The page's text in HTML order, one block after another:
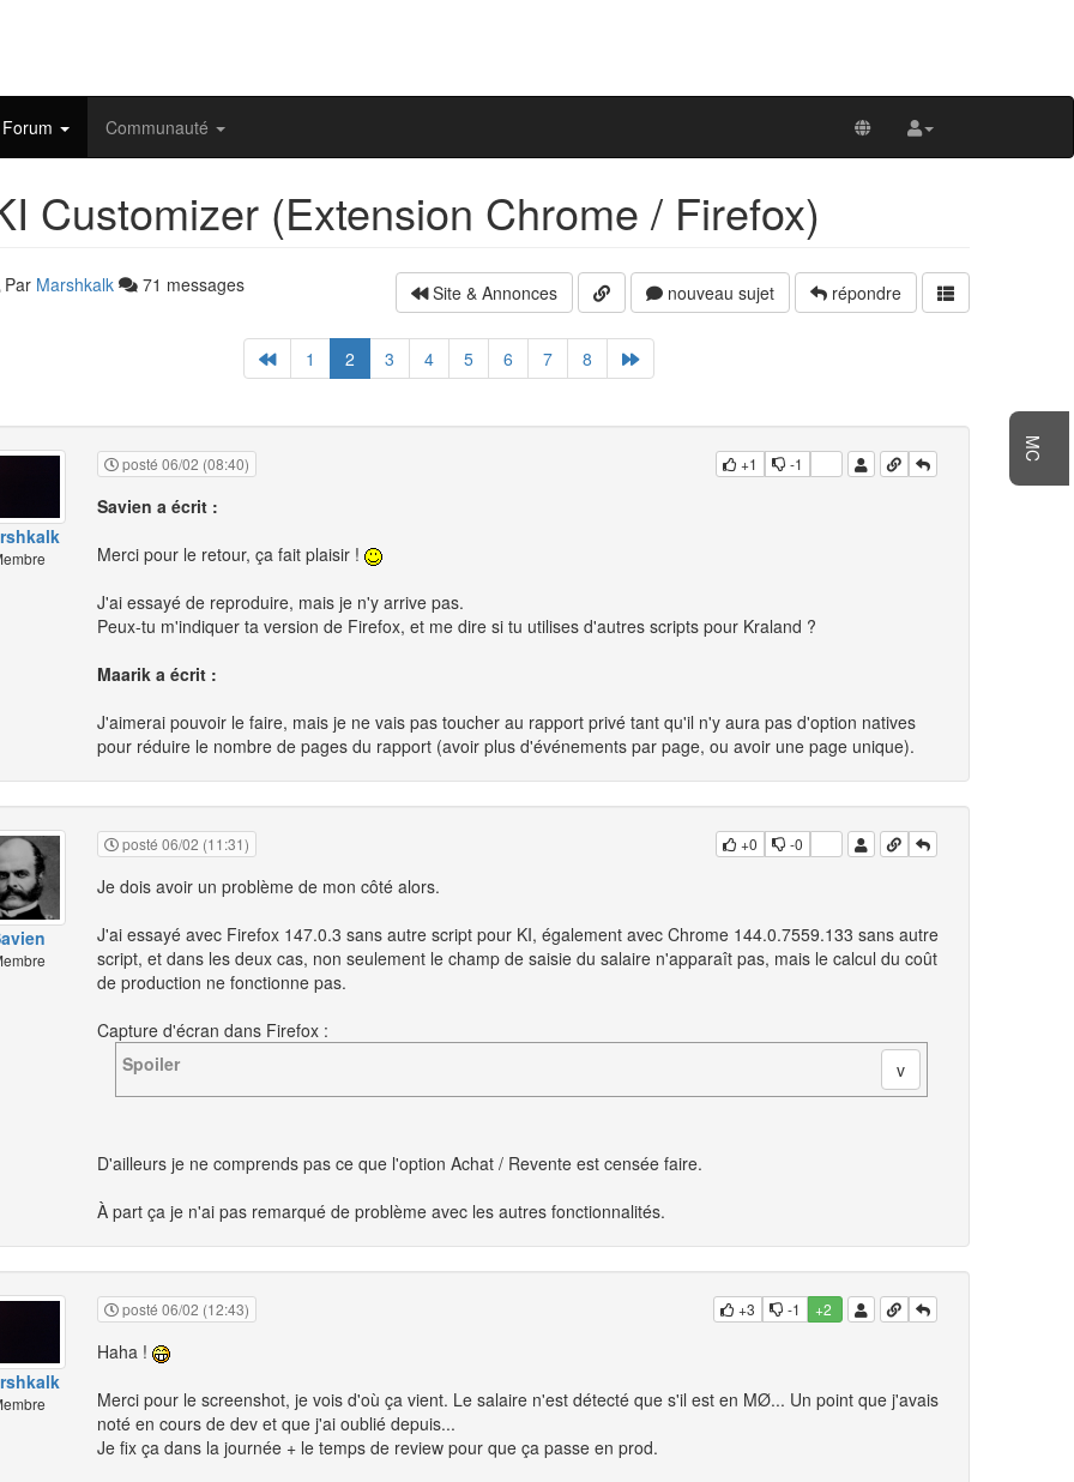
Forum Communauté
Customizer (Extension Chrome / Firefox)
Par Marshkalk 71 messages Site & Annonces nouveau sujet répondre
1 2 3 4 5 6 7 8
posté 06/02 (08:40) +1 -1
Savien a écrit :
Merci pour le retour, ça fait plaisir !
J'ai essayé de reproduire, mais je n'y arrive pas.
Peux-tu m'indiquer ta version de Firefox, et me dire si tu utilises d'autres scripts pour Kraland ?
Maarik a écrit :
J'aimerai pouvoir le faire, mais je ne vais pas toucher au rapport privé tant qu'il n'y aura pas d'option natives
pour réduire le nombre de pages du rapport (avoir plus d'événements par page, ou avoir une page unique).
posté 06/02 (11:31) +0 -0
Je dois avoir un problème de mon côté alors.
J'ai essayé avec Firefox 147.0.3 sans autre script pour KI, également avec Chrome 144.0.7559.133 sans autre
script, et dans les deux cas, non seulement le champ de saisie du salaire n'apparaît pas, mais le calcul du coût
de production ne fonctionne pas.
Capture d'écran dans Firefox :
Spoiler
D'ailleurs je ne comprends pas ce que l'option Achat / Revente est censée faire.
À part ça je n'ai pas remarqué de problème avec les autres fonctionnalités.
posté 06/02 (12:43) +3 -1 +2
Haha !
Merci pour le screenshot, je vois d'où ça vient. Le salaire n'est détecté que s'il est en MØ... Un point que j'avais
noté en cours de dev et que j'ai oublié depuis...
Je fix ça dans la journée + le temps de review pour que ça passe en prod.
MC